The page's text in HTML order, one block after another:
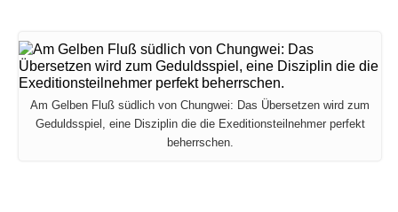
Am Gelben Fluß südlich von Chungwei: Das Übersetzen wird zum
Geduldsspiel, eine Disziplin die die Exeditionsteilnehmer perfekt
beherrschen.